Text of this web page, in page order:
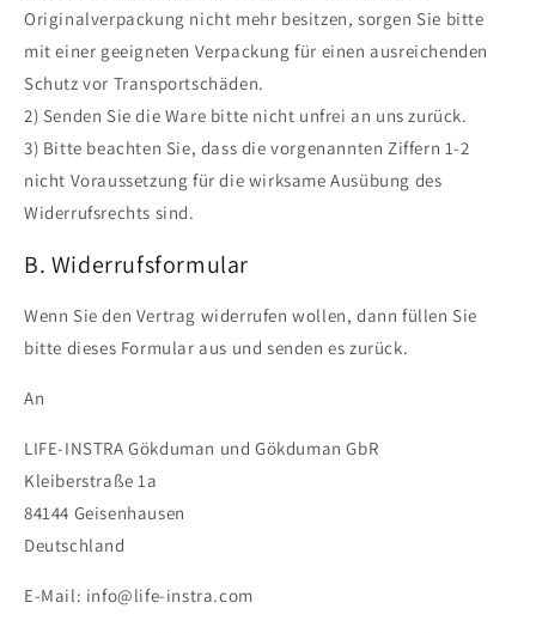
Originalverpackung nicht mehr besitzen, sorgen Sie bitte
mit einer geeigneten Verpackung für einen ausreichenden
Schutz vor Transportschäden.
2) Senden Sie die Ware bitte nicht unfrei an uns zurück.
3) Bitte beachten Sie, dass die vorgenannten Ziffern 1-2
nicht Voraussetzung für die wirksame Ausübung des
Widerrufsrechts sind.
B. Widerrufsformular
Wenn Sie den Vertrag widerrufen wollen, dann füllen Sie
bitte dieses Formular aus und senden es zurück.
An
LIFE-INSTRA Gökduman und Gökduman GbR
Kleiberstraße 1a
84144 Geisenhausen
Deutschland
E-Mail: info@life-instra.com